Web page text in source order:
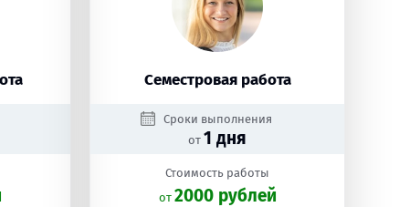
Семестровая работа
Сроки выполнения
от 1 дня
Стоимость работы
oт 2000 рублей